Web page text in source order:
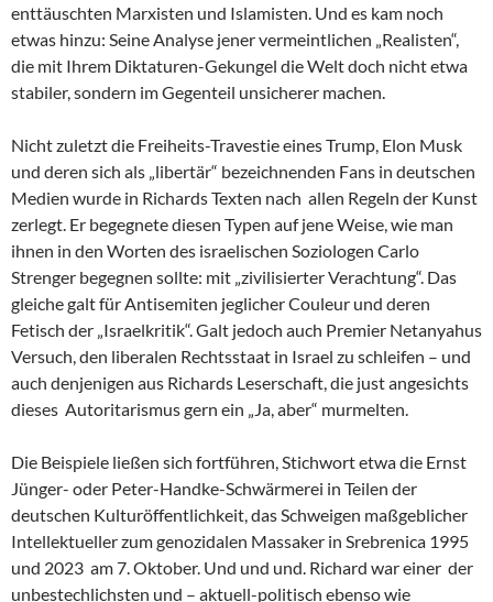
enttäuschten Marxisten und Islamisten. Und es kam noch
etwas hinzu: Seine Analyse jener vermeintlichen „Realisten“,
die mit Ihrem Diktaturen-Gekungel die Welt doch nicht etwa
stabiler, sondern im Gegenteil unsicherer machen.
Nicht zuletzt die Freiheits-Travestie eines Trump, Elon Musk
und deren sich als „libertär“ bezeichnenden Fans in deutschen
Medien wurde in Richards Texten nach allen Regeln der Kunst
zerlegt. Er begegnete diesen Typen auf jene Weise, wie man
ihnen in den Worten des israelischen Soziologen Carlo
Strenger begegnen sollte: mit „zivilisierter Verachtung“. Das
gleiche galt für Antisemiten jeglicher Couleur und deren
Fetisch der „Israelkritik“. Galt jedoch auch Premier Netanyahus
Versuch, den liberalen Rechtsstaat in Israel zu schleifen – und
auch denjenigen aus Richards Leserschaft, die just angesichts
dieses Autoritarismus gern ein „Ja, aber“ murmelten.
Die Beispiele ließen sich fortführen, Stichwort etwa die Ernst
Jünger- oder Peter-Handke-Schwärmerei in Teilen der
deutschen Kulturöffentlichkeit, das Schweigen maßgeblicher
Intellektueller zum genozidalen Massaker in Srebrenica 1995
und 2023 am 7. Oktober. Und und und. Richard war einer der
unbestechlichsten und – aktuell-politisch ebenso wie